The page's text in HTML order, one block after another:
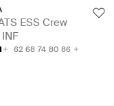
ESS Crew
62 68 74 80 86